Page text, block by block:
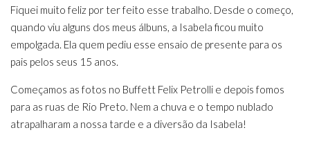
Fiquei muito feliz por ter feito esse trabalho. Desde o começo,
quando viu alguns dos meus álbuns, a Isabela ficou muito
empolgada. Ela quem pediu esse ensaio de presente para os
pais pelos seus 15 anos.
Começamos as fotos no Buffett Felix Petrolli e depois fomos
para as ruas de Rio Preto. Nem a chuva e o tempo nublado
atrapalharam a nossa tarde e a diversão da Isabela!